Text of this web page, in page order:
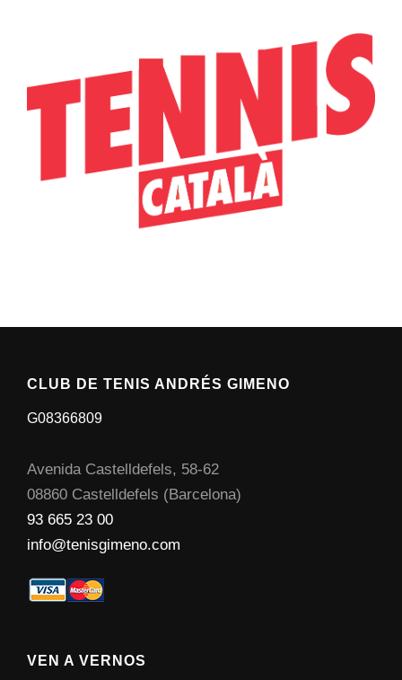
CLUB DE TENIS ANDRÉS GIMENO
G08366809
Avenida Castelldefels, 58-62
08860 Castelldefels (Barcelona)
93 665 23 00
info@tenisgimeno.com
VEN A VERNOS